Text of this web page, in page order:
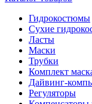
Гидрокостюмы
Сухие
Ласты
Маски
Трубки
Комплект
Дайвинг-
Регуляторы